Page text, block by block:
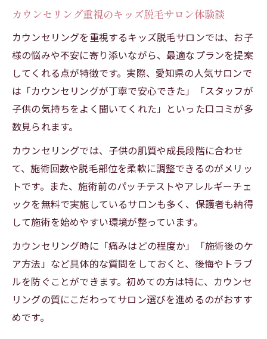
カウンセリング重視のキッズ脱毛サロン体験談
カウンセリングを重視するキッズ脱毛サロンでは、お子
様の悩みや不安に寄り添いながら、最適なプランを提案
してくれる点が特徴です。実際、愛知県の人気サロンで
は「カウンセリングが丁寧で安心できた」「スタッフが
子供の気持ちをよく聞いてくれた」といった口コミが多
数見られます。
カウンセリングでは、子供の肌質や成長段階に合わせ
て、施術回数や脱毛部位を柔軟に調整できるのがメリッ
トです。また、施術前のパッチテストやアレルギーチェ
ックを無料で実施しているサロンも多く、保護者も納得
して施術を始めやすい環境が整っています。
カウンセリング時に「痛みはどの程度か」「施術後のケ
ア方法」など具体的な質問をしておくと、後悔やトラブ
ルを防ぐことができます。初めての方は特に、カウンセ
リングの質にこだわってサロン選びを進めるのがおすす
めです。